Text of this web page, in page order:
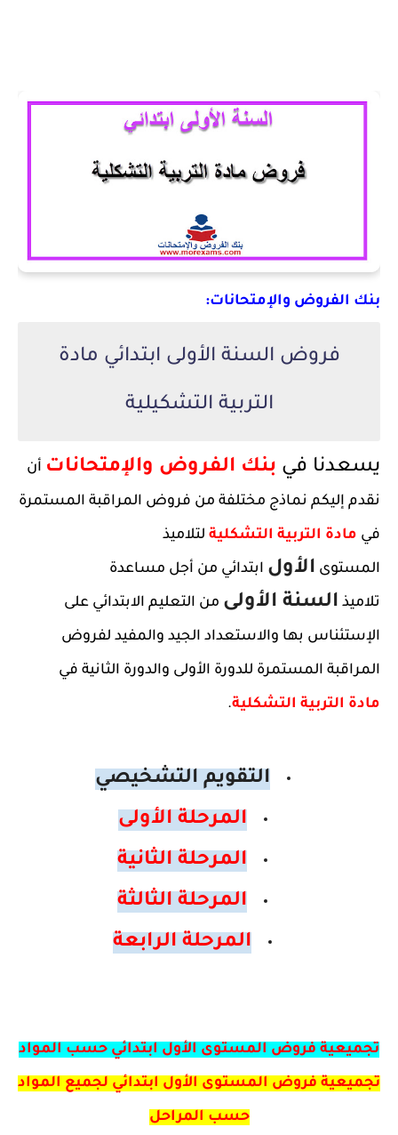
بنك الفروض والإمتحانات:
فروض السنة الأولى ابتدائي مادة
التربية التشكيلية
يسعدنا في بنك الفروض والإمتحانات أن
نقدم إليكم نماذج مختلفة من فروض المراقبة المستمرة
في مادة التربية التشكلية لتلاميذ
المستوى الأول ابتدائي من أجل مساعدة
تلاميذ السنة الأولى من التعليم الابتدائي على
الإستئناس بها والاستعداد الجيد والمفيد لفروض
المراقبة المستمرة للدورة الأولى والدورة الثانية في
مادة التربية التشكلية.
التقويم التشخيصي
المرحلة الأولى
المرحلة الثانية
المرحلة الثالثة
المرحلة الرابعة
تجميعية فروض المستوى الأول ابتدائي حسب المواد
تجميعية فروض المستوى الأول ابتدائي لجميع المواد
حسب المراحل